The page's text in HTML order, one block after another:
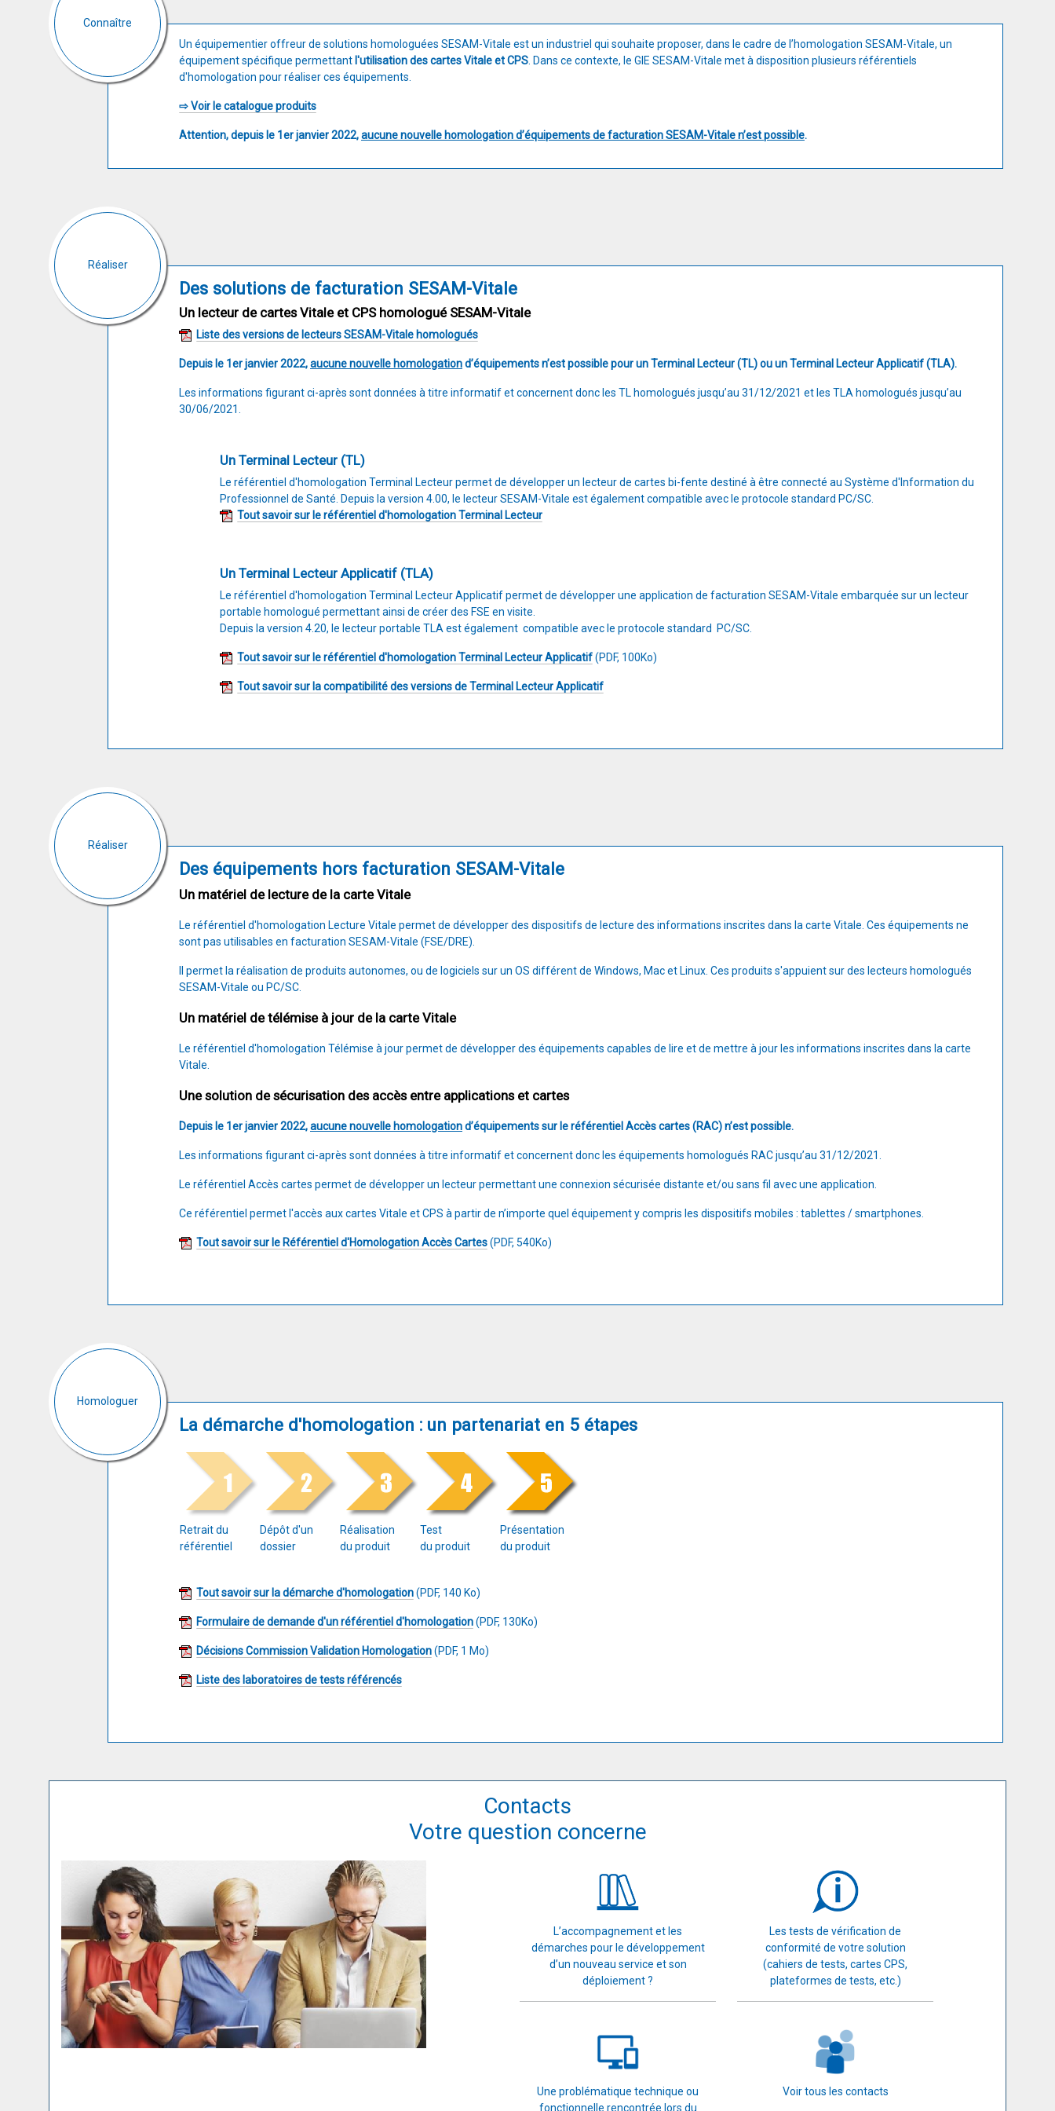
Connaître
Un équipementier offreur de solutions homologuées SESAM-Vitale est un industriel qui souhaite proposer, dans le cadre de l’homologation SESAM-Vitale, un
équipement spécifique permettant l'utilisation des cartes Vitale et CPS . Dans ce contexte, le GIE SESAM-Vitale met à disposition plusieurs référentiels
d'homologation pour réaliser ces équipements.
⇨ Voir le catalogue produits
Attention, depuis le 1er janvier 2022,aucune nouvelle homologation d’équipements de facturation SESAM-Vitale n’est possible.
Réaliser
Des solutions de facturation SESAM-Vitale
Un lecteur de cartes Vitale et CPS homologué SESAM-Vitale
Liste des versions de lecteurs SESAM-Vitale homologués
Depuis le 1er janvier 2022,aucune nouvelle homologationd’équipements n’est possible pour un Terminal Lecteur (TL) ou un Terminal Lecteur Applicatif (TLA).
Les informations figurant ci-après sont données à titre informatif et concernent donc les TL homologués jusqu’au 31/12/2021 et les TLA homologués jusqu’au
30/06/2021.
Un Terminal Lecteur (TL)
Le référentiel d'homologation Terminal Lecteur permet de développer un lecteur de cartes bi-fente destiné à être connecté au Système d'Information du
Professionnel de Santé. Depuis la version 4.00, le lecteur SESAM-Vitale est également compatible avec le protocole standard PC/SC.
Tout savoir sur le référentiel d'homologation Terminal Lecteur
Un Terminal Lecteur Applicatif (TLA)
Le référentiel d'homologation Terminal Lecteur Applicatif permet de développer une application de facturation SESAM-Vitale embarquée sur un lecteur
portable homologué permettant ainsi de créer des FSE en visite.
Depuis la version 4.20, le lecteur portable TLA est également compatible avec le protocole standard PC/SC.
Tout savoir sur le référentiel d'homologation Terminal Lecteur Applicatif (PDF, 100Ko)
Tout savoir sur la compatibilité des versions de Terminal Lecteur Applicatif
Réaliser
Des équipements hors facturation SESAM-Vitale
Un matériel de lecture de la carte Vitale
Le référentiel d'homologation Lecture Vitale permet de développer des dispositifs de lecture des informations inscrites dans la carte Vitale. Ces équipements ne
sont pas utilisables en facturation SESAM-Vitale (FSE/DRE).
Il permet la réalisation de produits autonomes, ou de logiciels sur un OS différent de Windows, Mac et Linux. Ces produits s'appuient sur des lecteurs homologués
SESAM-Vitale ou PC/SC.
Un matériel de télémise à jour de la carte Vitale
Le référentiel d'homologation Télémise à jour permet de développer des équipements capables de lire et de mettre à jour les informations inscrites dans la carte
Vitale.
Une solution de sécurisation des accès entre applications et cartes
Depuis le 1er janvier 2022,aucune nouvelle homologationd’équipements sur le référentiel Accès cartes (RAC) n’est possible.
Les informations figurant ci-après sont données à titre informatif et concernent donc les équipements homologués RAC jusqu’au 31/12/2021.
Le référentiel Accès cartes permet de développer un lecteur permettant une connexion sécurisée distante et/ou sans fil avec une application.
Ce référentiel permet l'accès aux cartes Vitale et CPS à partir de n’importe quel équipement y compris les dispositifs mobiles : tablettes / smartphones.
Tout savoir sur le Référentiel d'Homologation Accès Cartes(PDF, 540Ko)
Homologuer
La démarche d'homologation : un partenariat en 5 étapes
Retrait du
référentiel
Dépôt d'un
dossier
Réalisation
du produit
Test
du produit
Présentation
du produit
Tout savoir sur la démarche d'homologation(PDF, 140 Ko)
Formulaire de demande d'un référentiel d'homologation(PDF, 130Ko)
Décisions Commission Validation Homologation(PDF, 1 Mo)
Liste des laboratoires de tests référencés
Contacts
Votre question concerne
L’accompagnement et les
démarches pour le développement
d’un nouveau service et son
déploiement ?
Les tests de vérification de
conformité de votre solution
(cahiers de tests, cartes CPS,
plateformes de tests, etc.)
Une problématique technique ou
fonctionnelle rencontrée lors du
Voir tous les contacts